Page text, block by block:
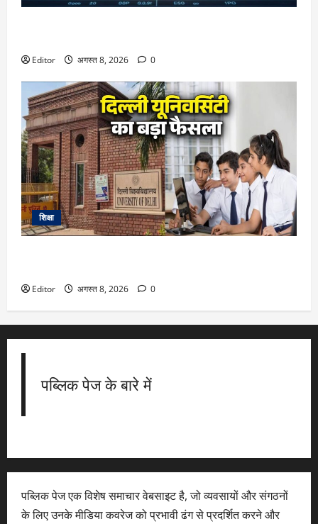
Editor अगस्त 8, 2026 0
शिक्षा
Editor अगस्त 8, 2026 0
पब्लिक पेज के बारे में
पब्लिक पेज एक विशेष समाचार वेबसाइट है, जो व्यवसायों और संगठनों
के लिए उनके मीडिया कवरेज को प्रभावी ढंग से प्रदर्शित करने और